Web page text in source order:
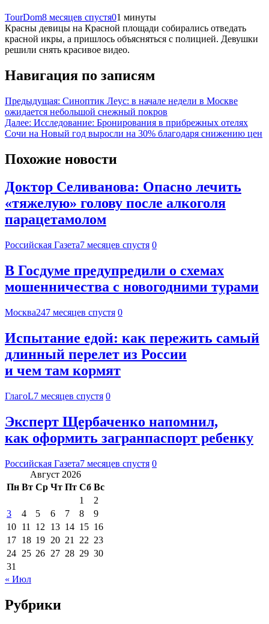
TourDom8 месяцев спустя01 минуты
Красны девицы на Красной площади собирались отведать
красной икры, а пришлось объясняться с полицией. Девушки
решили снять красивое видео.
Навигация по записям
Предыдущая: Синоптик Леус: в начале недели в Москве
ожидается небольшой снежный покров
Далее: Исследование: Бронирования в прибрежных отелях
Сочи на Новый год выросли на 30% благодаря снижению цен
Похожие новости
Доктор Селиванова: Опасно лечить
«тяжелую» голову после алкоголя
парацетамолом
Российская Газета7 месяцев спустя 0
В Госдуме предупредили о схемах
мошенничества с новогодними турами
Москва247 месяцев спустя 0
Испытание едой: как пережить самый
длинный перелет из России
и чем там кормят
ГлагоL7 месяцев спустя 0
Эксперт Щербаченко напомнил,
как оформить загранпаспорт ребенку
Российская Газета7 месяцев спустя 0
Август 2026
Пн Вт Ср Чт Пт Сб Вс
1
2
3
4 5 6 7 8
9
10 11 12 13 14 15 16
17 18 19 20 21 22 23
24 25 26 27 28 29 30
31
« Июл
Рубрики